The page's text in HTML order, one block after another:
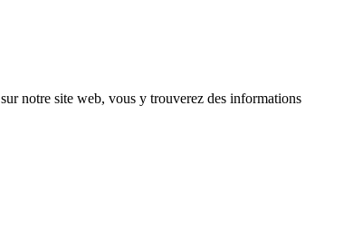
sur notre site web, vous y trouverez des informations